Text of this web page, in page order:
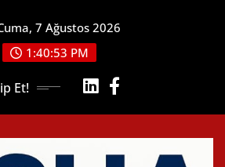
7 Ağustos 2026
1:40:54 PM
Et!